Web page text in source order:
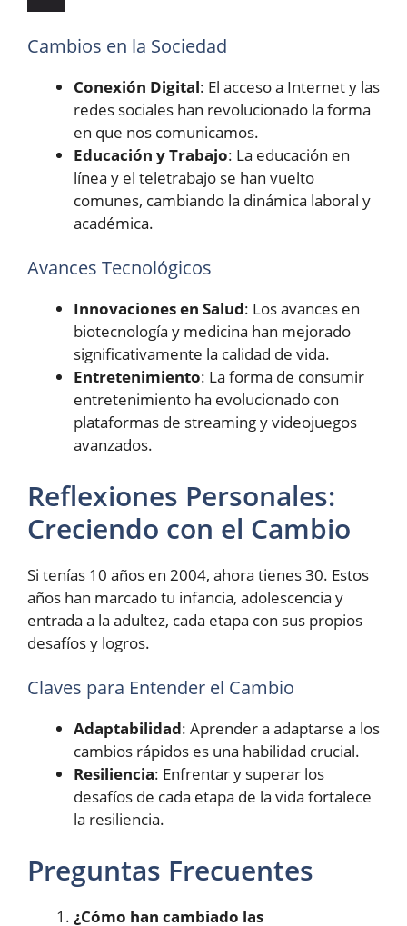
Cambios en la Sociedad
Conexión Digital: El acceso a Internet y las
redes sociales han revolucionado la forma
en que nos comunicamos.
Educación y Trabajo: La educación en
línea y el teletrabajo se han vuelto
comunes, cambiando la dinámica laboral y
académica.
Avances Tecnológicos
Innovaciones en Salud: Los avances en
biotecnología y medicina han mejorado
significativamente la calidad de vida.
Entretenimiento: La forma de consumir
entretenimiento ha evolucionado con
plataformas de streaming y videojuegos
avanzados.
Reflexiones Personales:
Creciendo con el Cambio
Si tenías 10 años en 2004, ahora tienes 30. Estos
años han marcado tu infancia, adolescencia y
entrada a la adultez, cada etapa con sus propios
desafíos y logros.
Claves para Entender el Cambio
Adaptabilidad: Aprender a adaptarse a los
cambios rápidos es una habilidad crucial.
Resiliencia: Enfrentar y superar los
desafíos de cada etapa de la vida fortalece
la resiliencia.
Preguntas Frecuentes
¿Cómo han cambiado las